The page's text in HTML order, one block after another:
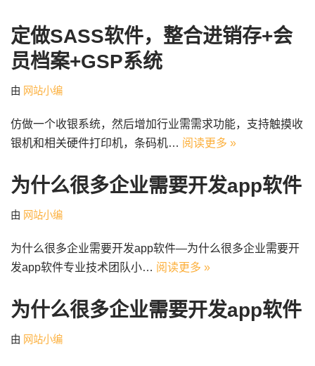
定做SASS软件，整合进销存+会
员档案+GSP系统
由 网站小编
仿做一个收银系统，然后增加行业需需求功能，支持触摸收
银机和相关硬件打印机，条码机… 阅读更多 »
为什么很多企业需要开发app软件
由 网站小编
为什么很多企业需要开发app软件—为什么很多企业需要开
发app软件专业技术团队小… 阅读更多 »
为什么很多企业需要开发app软件
由 网站小编